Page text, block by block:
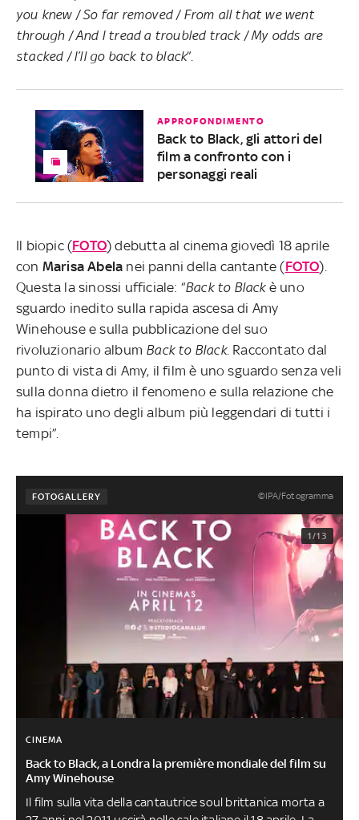
you knew / So far removed / From all that we went
through / And I tread a troubled track / My odds are
stacked / I’ll go back to black”.
APPROFONDIMENTO
Back to Black, gli attori del
film a confronto con i
personaggi reali
Il biopic (FOTO) debutta al cinema giovedì 18 aprile
con Marisa Abela nei panni della cantante (FOTO).
Questa la sinossi ufficiale: “Back to Blackè uno
sguardo inedito sulla rapida ascesa di Amy
Winehouse e sulla pubblicazione del suo
rivoluzionario album Back to Black. Raccontato dal
punto di vista di Amy, il film è uno sguardo senza veli
sulla donna dietro il fenomeno e sulla relazione che
ha ispirato uno degli album più leggendari di tutti i
tempi”.
FOTOGALLERY ©IPA/Fotogramma
1/13
CINEMA
Back to Black, a Londra la première mondiale del film su
Amy Winehouse
Il film sulla vita della cantautrice soul brittanica morta a